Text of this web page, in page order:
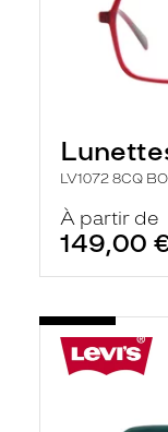
LV1072 8CQ
À partir de
149,00